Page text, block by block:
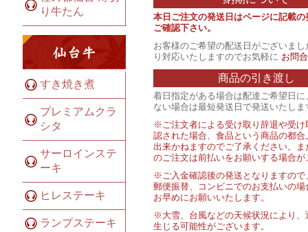
り牛たん
すき焼き煮
プレミアムクラ
シタ
サーロインステ
ーキ
ヒレステーキ
ランプステーキ
本日ご注文の発送日はページに記載の
ご確認下さい。
お客様のご希望の配送日がございま
り対応いたしますのでお気軽に お問
商品の引き渡し
着日指定がある場合は配達ご希望日に
ない場合は最短発送日で発送いたしま
※ご注文者による受け取り辞退や受け
認された場合、食品という商品の都合
出来かねますのでご了承ください。ま
のご注文は前払いをお願いする場合が
※ご入金確認後の発送となりますので
郵便振替、コンビニでのお支払いの場
お早めにお願いいたします。
※大雪、台風などの天候状況により、
生じる可能性がございます。